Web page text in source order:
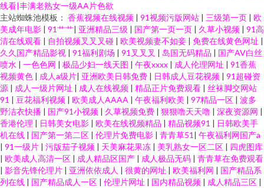
线看|丰满老熟女一级AA片色欲
主站蜘蛛池模板： 香蕉视频在线视频 | 91视频污版网站 | 三级第一页 | 欧
美成年电影 | 91艹艹| 亚洲精品三级 | 国产第一页一页 | 久草小视频 | 91高
清在线观看 | 自拍视频叉叉叉碰 | 欧美视频妻不如妾 | 免费在线黄色网址 |
久久国产精品影视 | 91福利剧场 | 91叉叉叉 | 岛国无码精品 | 国产AV白丝
喷水 | 一色色网 | 极品少妇一线天图 | 午夜xxxx | 成人伦理网址 | 91香蕉
视频黄色 | 成人a级片| 亚洲欧美日韩免费 | 日韩成人豆花视频 | 91超碰资
源 | 成人一级片网址 | 成人在线视频 | 精品正片免费观看 | 丝袜脚交网站
91 | 豆花福利视频 | 欧美成人AAAA | 午夜福利欧美 | 97精品一区 | 波多
野洁衣快播 | 国产91小视频 | 久草视频免费 | 狠狠噜天天噜 | 深夜资源网 |
香港伦理 | 日韩美女电影 | 欧美在线视频精品 | 精品视频91 | 日韩欧美手
机在线 | 国产第一第二区 | 伦理片免费电影 | 青青草51 | 午夜福利网国产a
| 91一级片 | 污版茄子视频 | 天美麻花果冻 | 美乳熟女一区二区 | 四虎图库
| 欧美成人高清一区 | 成人精品区国产 | 成人极品无码 | 青青草在免费观看
| 影音先锋伦理片 | 亚洲依依成人 | 很黄的网址 | 欧美福利网 | 国产精品系
列在线 | 国产精品成人一区 | 伦理片网址 | 国内精品视频 | 成人精品三区 |